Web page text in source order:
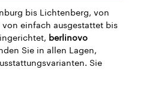
bis Lichtenberg, von
einfach ausgestattet bis
berlinovo
Sie in allen Lagen,
Sie